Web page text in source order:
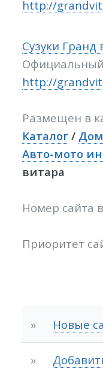
http://
Сузуки Гранд
Официальный
http://
Размещен в
Каталог /
Авто-мото
витара
Номер сайта
Приоритет
» Новые
»